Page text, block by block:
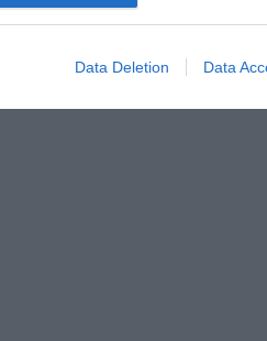
Data Deletion Data